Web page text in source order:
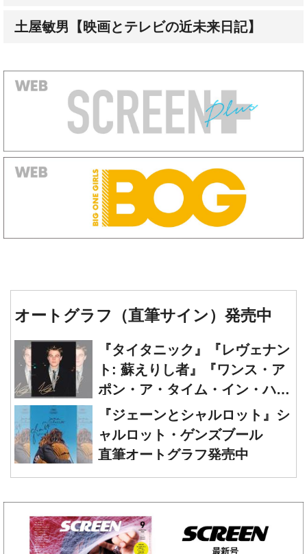
土屋敏男【映画とテレビの近未来日記】
オートグラフ（直筆サイン）発売中
『タイタニック』『レヴェナン
ト: 蘇えりし者』『ワンス・ア
ポン・ア・タイム・イン・ハリ
ウッド』レオナルド・ディカプ
リオ 直筆オートグラフ発売中
『ジェーンとシャルロット』シ
ャルロット・ゲンズブール
直筆オートグラフ発売中